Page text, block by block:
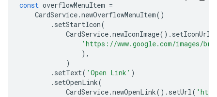
const overflowMenuItem =
CardService.newOverflowMenuItem()
. setStartIcon(
CardService.newIconImage(). setIconUrl
'https://www.google.com/images/
),
)
. setText( 'Open Link' )
. setOpenLink(
CardService.newOpenLink(). setUrl(